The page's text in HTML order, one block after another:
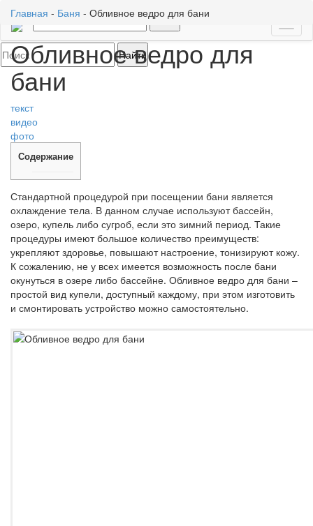
Главная - Баня - Обливное ведро для бани
Обливное ведро для
бани
текст
видео
фото
Содержание
Стандартной процедурой при посещении бани является
охлаждение тела. В данном случае используют бассейн,
озеро, купель либо сугроб, если это зимний период. Такие
процедуры имеют большое количество преимуществ:
укрепляют здоровье, повышают настроение, тонизируют кожу.
К сожалению, не у всех имеется возможность после бани
окунуться в озере либо бассейне. Обливное ведро для бани –
простой вид купели, доступный каждому, при этом изготовить
и смонтировать устройство можно самостоятельно.